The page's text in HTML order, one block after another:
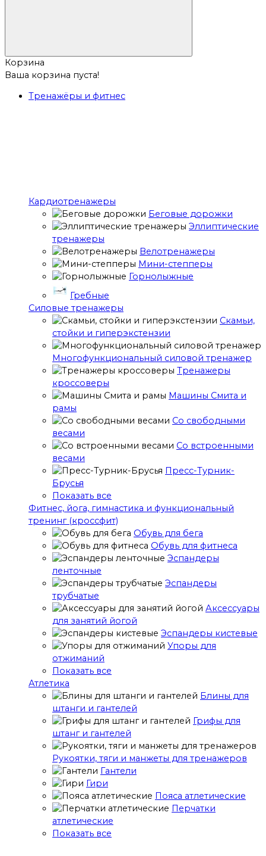
Корзина
Ваша корзина пуста!
Тренажёры и фитнес
Кардиотренажеры
Беговые дорожки
Эллиптические
тренажеры
Велотренажеры
Мини-степперы
Горнолыжные
Гребные
Cиловые тренажеры
Скамьи,
стойки и гиперэкстензии
Многофункциональный силовой тренажер
Тренажеры
кроссоверы
Машины Смита и
рамы
Со свободными
весами
Со встроенными
весами
Пресс-Турник-
Брусья
Показать все
Фитнес, йога, гимнастика и функциональный
тренинг (кроссфит)
Обувь для бега
Обувь для фитнеса
Эспандеры
ленточные
Эспандеры
трубчатые
Аксессуары
для занятий йогой
Эспандеры кистевые
Упоры для
отжиманий
Показать все
Атлетика
Блины для
штанги и гантелей
Грифы для
штанг и гантелей
Рукоятки, тяги и манжеты для тренажеров
Гантели
Гири
Пояса атлетические
Перчатки
атлетические
Показать все